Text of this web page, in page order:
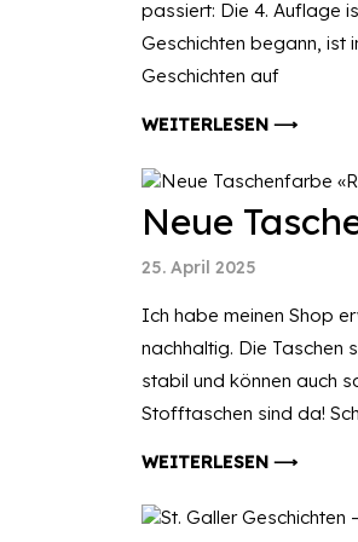
passiert: Die 4. Auflage
Geschichten begann, ist
Geschichten auf
WEITERLESEN ⟶
Neue
25. April 2025
Ich habe meinen Shop
nachhaltig. Die Taschen
stabil und können auch
Stofftaschen sind da!
WEITERLESEN ⟶